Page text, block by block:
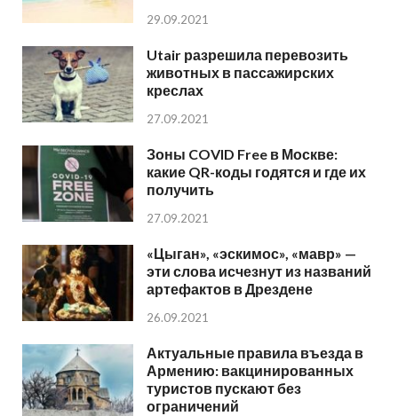
29.09.2021
Utair разрешила перевозить
животных в пассажирских
креслах
27.09.2021
Зоны COVID Free в Москве:
какие QR-коды годятся и где их
получить
27.09.2021
«Цыган», «эскимос», «мавр» —
эти слова исчезнут из названий
артефактов в Дрездене
26.09.2021
Актуальные правила въезда в
Армению: вакцинированных
туристов пускают без
ограничений